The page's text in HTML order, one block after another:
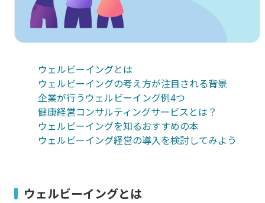
ウェルビーイングとは
ウェルビーイングの考え方が注目される背景
企業が行うウェルビーイング例4つ
健康経営コンサルティングサービスとは？
ウェルビーイングを知るおすすめの本
ウェルビーイング経営の導入を検討してみよう
ウェルビーイングとは